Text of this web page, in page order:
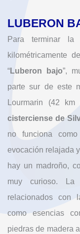
LUBERON
Para terminar
kilométricamente
“Luberon bajo”,
parte sur de este
Lourmarin (42
cisterciense de
no funciona
evocación relajada
hay un madroño,
muy curioso.
relacionados con
como esencias
piedras de madera